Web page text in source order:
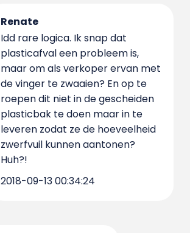
Renate
Idd rare logica. Ik snap dat
plasticafval een probleem is,
maar om als verkoper ervan met
de vinger te zwaaien? En op te
roepen dit niet in de gescheiden
plasticbak te doen maar in te
leveren zodat ze de hoeveelheid
zwerfvuil kunnen aantonen?
Huh?!
2018-09-13 00:34:24